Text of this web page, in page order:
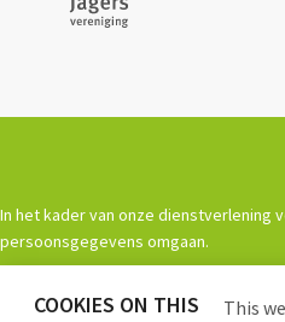
In het kader van onze dienstverlening
persoonsgegevens omgaan.
Powered by Procurios
COOKIES ON THIS
This